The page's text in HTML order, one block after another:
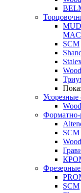
SCM
Усорезные
Форматно-
SCM
Фрезерные
SCM